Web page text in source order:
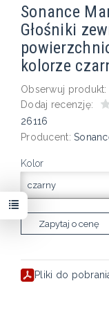
Sonance
Głośniki
kolorze
Obserwuj produkt:
Dodaj recenzję:
26116
Producent:
Kolor
czarny
Zapytaj o cenę
Pliki do